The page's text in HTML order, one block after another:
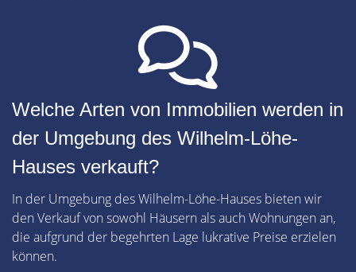
Welche Arten von Immobilien werden in
der Umgebung des Wilhelm-Löhe-
Hauses verkauft?
In der Umgebung des Wilhelm-Löhe-Hauses bieten wir
den Verkauf von sowohl Häusern als auch Wohnungen an,
die aufgrund der begehrten Lage lukrative Preise erzielen
können.